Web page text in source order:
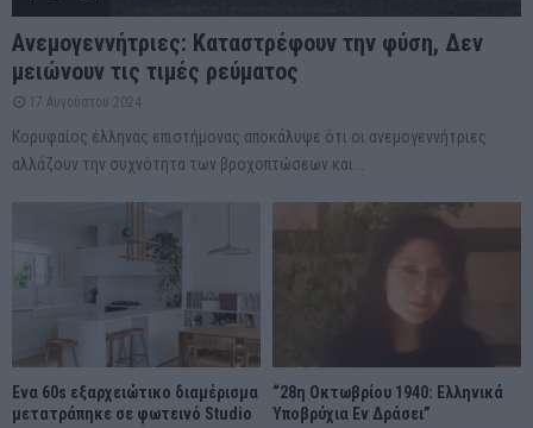
Ανεμογεννήτριες: Καταστρέφουν την φύση, Δεν
μειώνουν τις τιμές ρεύματος
17 Αυγούστου 2024
Κορυφαίος έλληνας επιστήμονας αποκάλυψε ότι οι ανεμογεννήτριες
αλλάζουν την συχνότητα των βροχοπτώσεων και...
Ένα 60s εξαρχειώτικο διαμέρισμα
μετατράπηκε σε φωτεινό Studio
“28η Οκτωβρίου 1940: Ελληνικά
Υποβρύχια Εν Δράσει”